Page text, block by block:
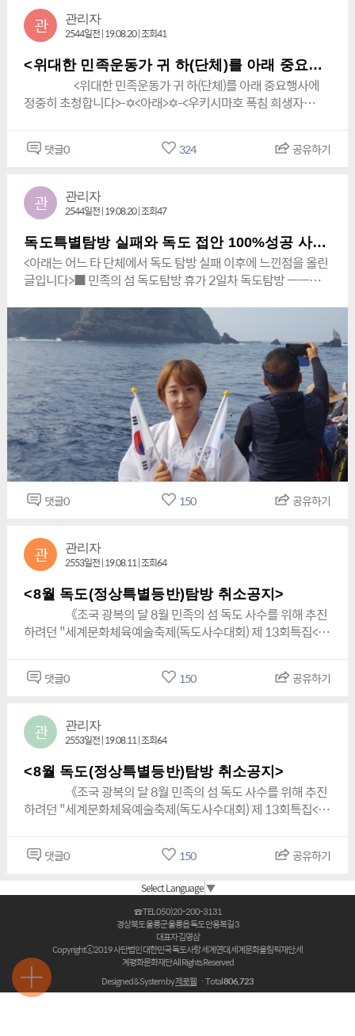
책 임무수행중
================================================
============(사) 대한민국 독도사랑 세계 연대
(World Solidarity for Korean Dokdo)중요 임원 상임고문 ( 常
任顧問 ) : 『부산지방 검찰청 형사조정위원
회』 a standing advisor ( Choi Hak - you ) 위원장 (인암) 최학
유 (仁巖 崔學有) 명예총재 ( 名譽總
연맹
』 (Myung Jae - sun) 이사장·총회장 ( 總會長 · 總會長 ) 명재
선 상임이사 ( 常任理事 ) : 『법률 자문위원장 법무법인 로앤
로 대표변호사』 (법산) 강창옥 (法山 姜昌
沃) a permanent member Kang Chang - ok 특별고문（特別
顧問） : (전) 부산대학교 총장 장혁표 (張赫
杓) a special adviser Chang Hyuk-pyo 특별고문（特別顧
問） : 100년 역사! 1919년 대한민국 최초 사단법인 설립 순수
한 민족운동단체!˝『사단법인 3·1 동지회 중앙회』 총 재 허 경 특
별고문（特別顧問） : 『사단법인 안용복장군 기념사업회』 (전)
회장 안경오, (전)회장 이승명, (전)회장 안성관 특별고문（特別
顧問 : 『국제 와이즈맨 한국지역 YSMEN KOREA AREA 』 총
재 김상채 특별고문（特別顧問）:『사단법인 도덕도덕국민운
동본부』 총재 황상영 특별고문（特別顧問） : 민병철특별고
문 (사)아시아청소년연맹총재특별고문（特別顧問 ) :『국제 로
타리클럽 부·울·경·제주 3660지구』 (전) 총재 김채곤 특별고
문（特別顧問）: 장현섭, 이외대, 김의준, 한명수, 김영찬, 김용규
외 195 특별 고문단 특별고문（特別顧問）: 여예진 (呂譽
振) a special adviser Yeo Ye - jin 고문（顧問） : 박판도, 박이
준, 김기철, 김상경외 154명 고문단상임부총재 ( 常任副總
재 ( 首席副總裁 ) : 이사 ( 理事 ) 대목 김인수 ( 大木 金仁
洙) Kim In-soo 부총재 ( 副總裁 ) : 이사 ( 理事 ) 촬영전문가 조
영은(撮影專門家) 부총재 ( 副總裁 ) : 문기철 부총재 ( 副總
裁 ) : 촬영전문가 최성갑 (撮影專門家 崔成
甲)Choi Seong - gab 문화부총재 ( 副總裁 ) : 이사 ( 理事 ) 예
당 변정원 ( 卞晶嫄) Byoun Jung - one 사무총장 (事務總長) :
이사 ( 理事 ) 김미애(金美愛) Kim Mi - ae 부총재 ( 副總裁 ) : 김
평(김외식) Kim Pyung (Oie Sick):金評(外植) 부총재 ( 副總
裁 ) : 김 서연태우 (金 書延 泰佑) KIM SEOYEON TAEWOO부총
赫) Park Jong - heyk & 法名(법명): 圓照道眼 원조도
안 Wou Jo Do - aa 부총재 ( 副總裁 ) : 김영균 (독도사수 국민
MC 오혜성) 부총재 ( 副總裁 ) : 김종국(金鍾國) Kim Jong-
kook 부총재 ( 副總裁 ) : 박정희 부총재 ( 副總裁 ) : 안성숙 (安聖
淑) An Sung - suk부총재 ( 副總裁 ) : 전정호 부총재 ( 副總
裁 ) : 김홍대(金弘大) Kim hong - dea & 法名(법명): 현진 (賢
재 ( 副總裁 ) : 박성현 Park Seong - hyeon 부총재 ( 副總
裁 ) : 한대철재무국장 (財務局長 ) : 이사 ( 理事 ) 윤의진(尹義
鎭) Yoon Eui - jin 총재ㆍ이사장(대천)김 영 삼 [總裁ㆍ理事
長 (大天) 金榮三] 경호실장(무인) : 김상학 [(拇印) 金相學 ]부산
광역시부 회장 김상학 [(사)세계회랑검도총연맹 회장.안용복숭
모회 회장] W.S.K.D. President Kim Yeong –
sam Chief of Security Kim Sang ー hak총재ㆍ이사장(대천)
김 영 삼 [總裁ㆍ理事長 (大天) 金榮三] 특별보좌관 (경호부
장) : 검인 류 수 호 ( 劍人 柳秀昊 ) Ryu Soo- ho 총재ㆍ이사장
러운 한민족 대표 김영삼총재 한민족호소문> * (1). 조국광복 74
주년을 맞이하여... 저는 지난 8월 24(토) 조국 광복과 함께 부산
신 8천여 영령들을...네이버 블로그
2019.08.29.http://mobile.busan.com/view/busan/view.ph
p?
view/busan/view.php?code=2019030318493857353 [포
토뉴스] 세계문화올림픽 성공기원 세계문화축제대한민국독도
에서 ‘3.1운동 100주년 기념 세계문화올림픽 성공기원 세계문
화축제’를 개최했다.mobile.busan.com
간곡히 부탁드립니다.사단법인 대한민국 독도사랑 세계연대 총
재 김영삼-배상-<동참통보연락처:010-8824-0404번>www.
한민족.com
관 관리자
2544일전 | 19.08.20 | 조회41
<위대한 민족운동가 귀 하(단체)를 아래 중요행사에 정중히 초청합니다>
<위대한 민족운동가 귀 하(단체)를 아래 중요행사에
정중히 초청합니다>-✡<아래>✡-<우키시마호 폭침 희생자
왜곡ㆍ진상규명ㆍ전범청산등으로 한중일국교정상화를 통해 삼
국이 Win Win함에 그 목적이 있다.>*일시:2019년 조국 광복의
& 자갈치시장(옆)에서 실시 하오니 참석여부를 꼭 통보를 부탁
드립니다.*민족운동단체장 대표 추모사 및 감사인사 말씀외“사
단법인 대한민국 독도사랑 세계연대총재ㆍ이사장(대천) 김 영
삼 <大天 金 榮 三><World Solidarity for Korean Dokdo
President Kim Yeong – sam>-배상(拜上)-www.한민
족.com《위대한 <민족운동>독도사수와 우키시마호 폭침사건을
하기 위해 세계적인 영화를 제작하여 국제사회에 널리 알려서
그 진상규명과 전범청산에 의한 한중일국교정상화><내용일부>
민족의 섬 독도를 가상으로 무력 침범한 일본을 우키시마호 폭
침사건의 피해국인 중국과 연대하여 독도를 철저히 방어하고 일
본을 무릎 꿇게하는 리얼한 멋진 장면들과특히 우키시마호 폭침
사건의 실제 상황을 재현하고 진상규명등을 다룬 영화를 제작
함.이 영화제작에는 중국의 갑부와 거물급들을 대거 참여 시켜
서 그들도 홍보를 하게 하여 한중열풍 영화가 되도록 하여 적어
도 중국인구의 약 10%이상인 최소 약 2~5억 이상의 인구가 영
화를 관람 할 것으로 확신을 한답니다.이는 지금 현제 미국과 일
본이 밀약하여 중국이 세계 경제를 잡아 먹는 것을 사전에 예방
하고, 고립시키려는 괘략에 대한 강력한 반격의 반응이라고 판단
댓글0 324 공유하기
관 관리자
2544일전 | 19.08.20 | 조회47
독도특별탐방 실패와 독도 접안 100%성공 사례들외
<아래는 어느 타 단체에서 독도 탐방 실패 이후에 느낀점을 올린
글입니다>■ 민족의 섬 독도탐방 휴가 2일차 독도탐방 ㅡㅡㅡ
패 ㅡㅡㅡ 갑자기 접안불가 소식에 독도에서 아베규탄 식전행사
를 치룰 예정 이였던 독도사랑 중앙 해병대 전우회 92명 회원들
은 기대했던 접안을 하지 못했다 .아쉬운 탄성의 소리가 여기 저
기 빗발친 항의가 드세지자 팔도에서 온 회원들은 난감해하며
파고가 높지 않으니 접안 해달라고 소리쳐 돌핀호 직원 및 선장
에게 애원과 부탁을 했지만 해경의 접안불가 소식에 모두들 아
연실색 하며 퍼모먼스 와 독도행사를 못하게 되어 선상에서 대
형 태극기 펼쳐놓고 아베의 경제보복 과 독도는 대한민국의 고
유영토라고 소리쳐 부르며 애국가와 조촐한 행사를 진행 하였다
.독도사랑 중앙 해병대 전우회 김종국회장 병 143기 선배님 이
하 행사준비한 팔도 임원진과 독도사랑 회원 서울,전북,대구,제
주,경주,부산.광주 등의 팔도회원은 독도사랑의 조촐한 행사를
저마다 한폭의 그림같은 멋진 독도의 풍경을 추억을 저마다의
촬영도구를 가지고 독도를 사진으로만 추억에 담는다.이렇게 독
도상륙작전은 실패로 돌아갔지만 지속적인 관심 과 사랑 덕분에
사람의 발길을 허락치 않고 독도는 천연의 신비로운 자태로 해
경의 보호아래 동해바다 외로운 섬이며 고유의 대한민국 영토임
을 세계만방에 알리어 더 이상 일본이 망동을 하지 말것을 소리
고 사랑하는 해병대 선,후배님 과 페친님 과 대한민국 영토 독도
본 태풍<짜미>의 여파로 파고가 3m였으며 이로 인하여 평상시
에 울릉ㆍ독도운항 시간이 1시간 40여분이지만 이로 인하여 무
려 1시간 25분이나 연착이 되어 힘들게 3시간05분만에 독도 인
근에 도착을 하게 되었다.한편 김영삼 총재가 민족의 섬 독도사
수를 위해 총괄기획ㆍ 총지휘한 2018.전년도 독도 특별탐방 행
사는사상 최초로 울릉도-독도행선박 운항 시간이 무려 1시간
25분이나 연착(운항)이 되었던 사상 최악의 악천후 였지만은 독
등반까지 했다>!!!하지만 2019년 조국 광복의 달 8월 18(일)과
은 독도사수를 위해 지난 17년동안 무려 36회차나 독도(정상특
별등반)탐방을 100%성공 했으며일반단순탐방객들은 감히 상
상조차도 할수가 없는항상 독도에서 충분히 체류하여 독도정상
까지 특별등반을했던 독도사수의 역사가 살아있는 독도특별탐
방의전설적인 인물 이라고들 격찬을 아끼지 않는 분들도 많다.
이를 살펴 볼때 우리는위대한 리더 한 사람이 얼마나 중요 한지
과연 우리가 무엇이 어떻게 잘 못 되었는지 우리 스스로가 자신
댓글0 150 공유하기
관 관리자
2553일전 | 19.08.11 | 조회64
<8월 독도(정상특별등반)탐방 취소공지>
《조국 광복의 달 8월 민족의 섬 독도 사수를 위해 추진
하려던 "세계문화체육예술축제(독도사수대회) 제 13회특집<독
예상되고 지난 17년의 경험을 바탕으로 행사 동참자 분들의 안
전이 최우선이기 때문에 모든 행사 일정을 전격 취소합니다.
적으로 재 추진 합니다.》 *2019년 08월 11(일)13:33분 사단
법인 대한민국 독도사랑 세계연대 총재ㆍ이사장 김영삼 -배상-
댓글0 150 공유하기
관 관리자
2553일전 | 19.08.11 | 조회64
<8월 독도(정상특별등반)탐방 취소공지>
《조국 광복의 달 8월 민족의 섬 독도 사수를 위해 추진
하려던 "세계문화체육예술축제(독도사수대회) 제 13회특집<독
예상되고 지난 17년의 경험을 바탕으로 행사 동참자 분들의 안
전이 최우선이기 때문에 모든 행사 일정을 전격 취소합니다.
적으로 재 추진 합니다.》 *2019년 08월 11(일)13:33분 사단
법인 대한민국 독도사랑 세계연대 총재ㆍ이사장 김영삼 -배상-
홈페이지 8월 11(일) 참조요망! www.한민족.com
댓글0 150 공유하기
Select Language▼
☎ TEL 050)20-200-3131
경상북도 울릉군 울릉읍 독도 안용복길 3
대표자 김영삼
Copyrightⓒ2019 사단법인 대한민국 독도사랑 세계연대,세계문화올림픽재단,세
계평화문화재단 All Rights Reserved
Designed & System by제로웹 ㆍTotal806,723